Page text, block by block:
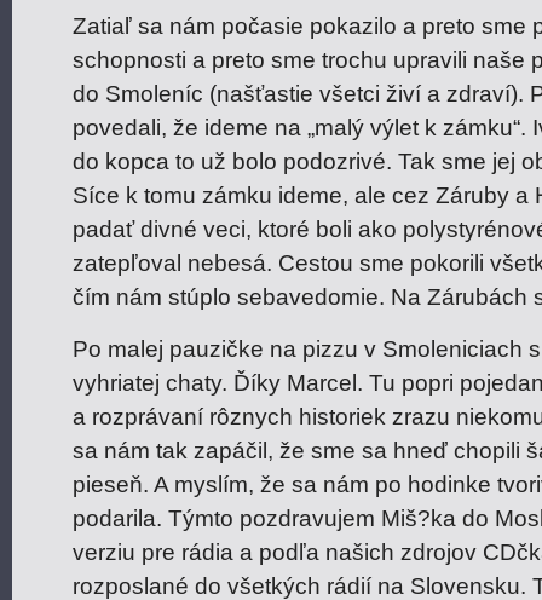
Zatiaľ sa nám počasie pokazilo a preto sme
schopnosti a preto sme trochu upravili naše
do Smoleníc (našťastie všetci živí a zdraví).
povedali, že ideme na „malý výlet k
do kopca to už bolo podozrivé. Tak sme jej
Síce k tomu zámku ideme, ale cez Záruby a
padať divné veci, ktoré boli ako
zatepľoval nebesá. Cestou sme pokorili
čím nám stúplo sebavedomie. Na Zárubách
Po malej pauzičke na pizzu v Smoleniciach
vyhriatej chaty. Ďíky Marcel. Tu popri
a rozprávaní rôznych historiek zrazu
sa nám tak zapáčil, že sme sa hneď chopili
pieseň. A myslím, že sa nám po hodinke
podarila. Týmto pozdravujem Miš?ka do
verziu pre rádia a podľa našich zdrojov
rozposlané do všetkých rádií na Slovensku.